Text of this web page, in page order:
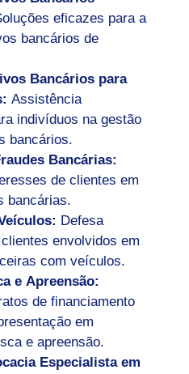
eficazes para a
bancários de
Bancários para
Assistência
indivíduos na gestão
bancários.
Bancárias:
de clientes em
bancárias.
Defesa
envolvidos em
com veículos.
e Apreensão:
de financiamento
em
e apreensão.
Especialista em